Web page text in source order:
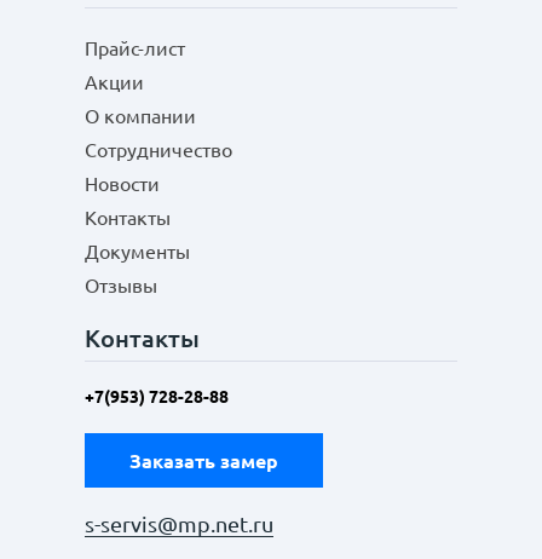
Прайс-лист
Акции
О компании
Сотрудничество
Новости
Контакты
Документы
Отзывы
Контакты
+7(953) 728-28-88
Заказать замер
s-servis@mp.net.ru